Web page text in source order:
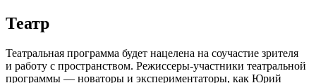
Театр
Театральная программа будет нацелена на соучастие зрителя
и работу с пространством. Режиссеры-участники театральной
программы — новаторы и экспериментаторы, как Юрий